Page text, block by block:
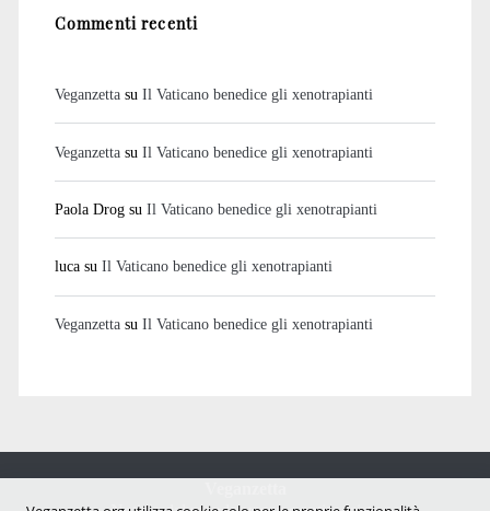
Commenti recenti
Veganzettasu Il Vaticano benedice gli xenotrapianti
Veganzettasu Il Vaticano benedice gli xenotrapianti
Paola Drogsu Il Vaticano benedice gli xenotrapianti
lucasu Il Vaticano benedice gli xenotrapianti
Veganzettasu Il Vaticano benedice gli xenotrapianti